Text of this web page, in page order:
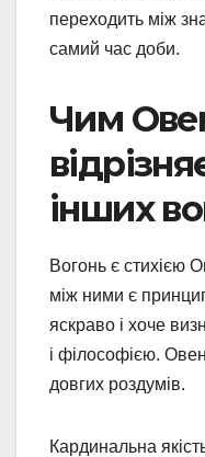
переходить між
самий час доби.
Чим
інших
Вогонь є стихією
між ними є
яскраво і хоче
і філософією.
довгих роздумів.
Кардинальна